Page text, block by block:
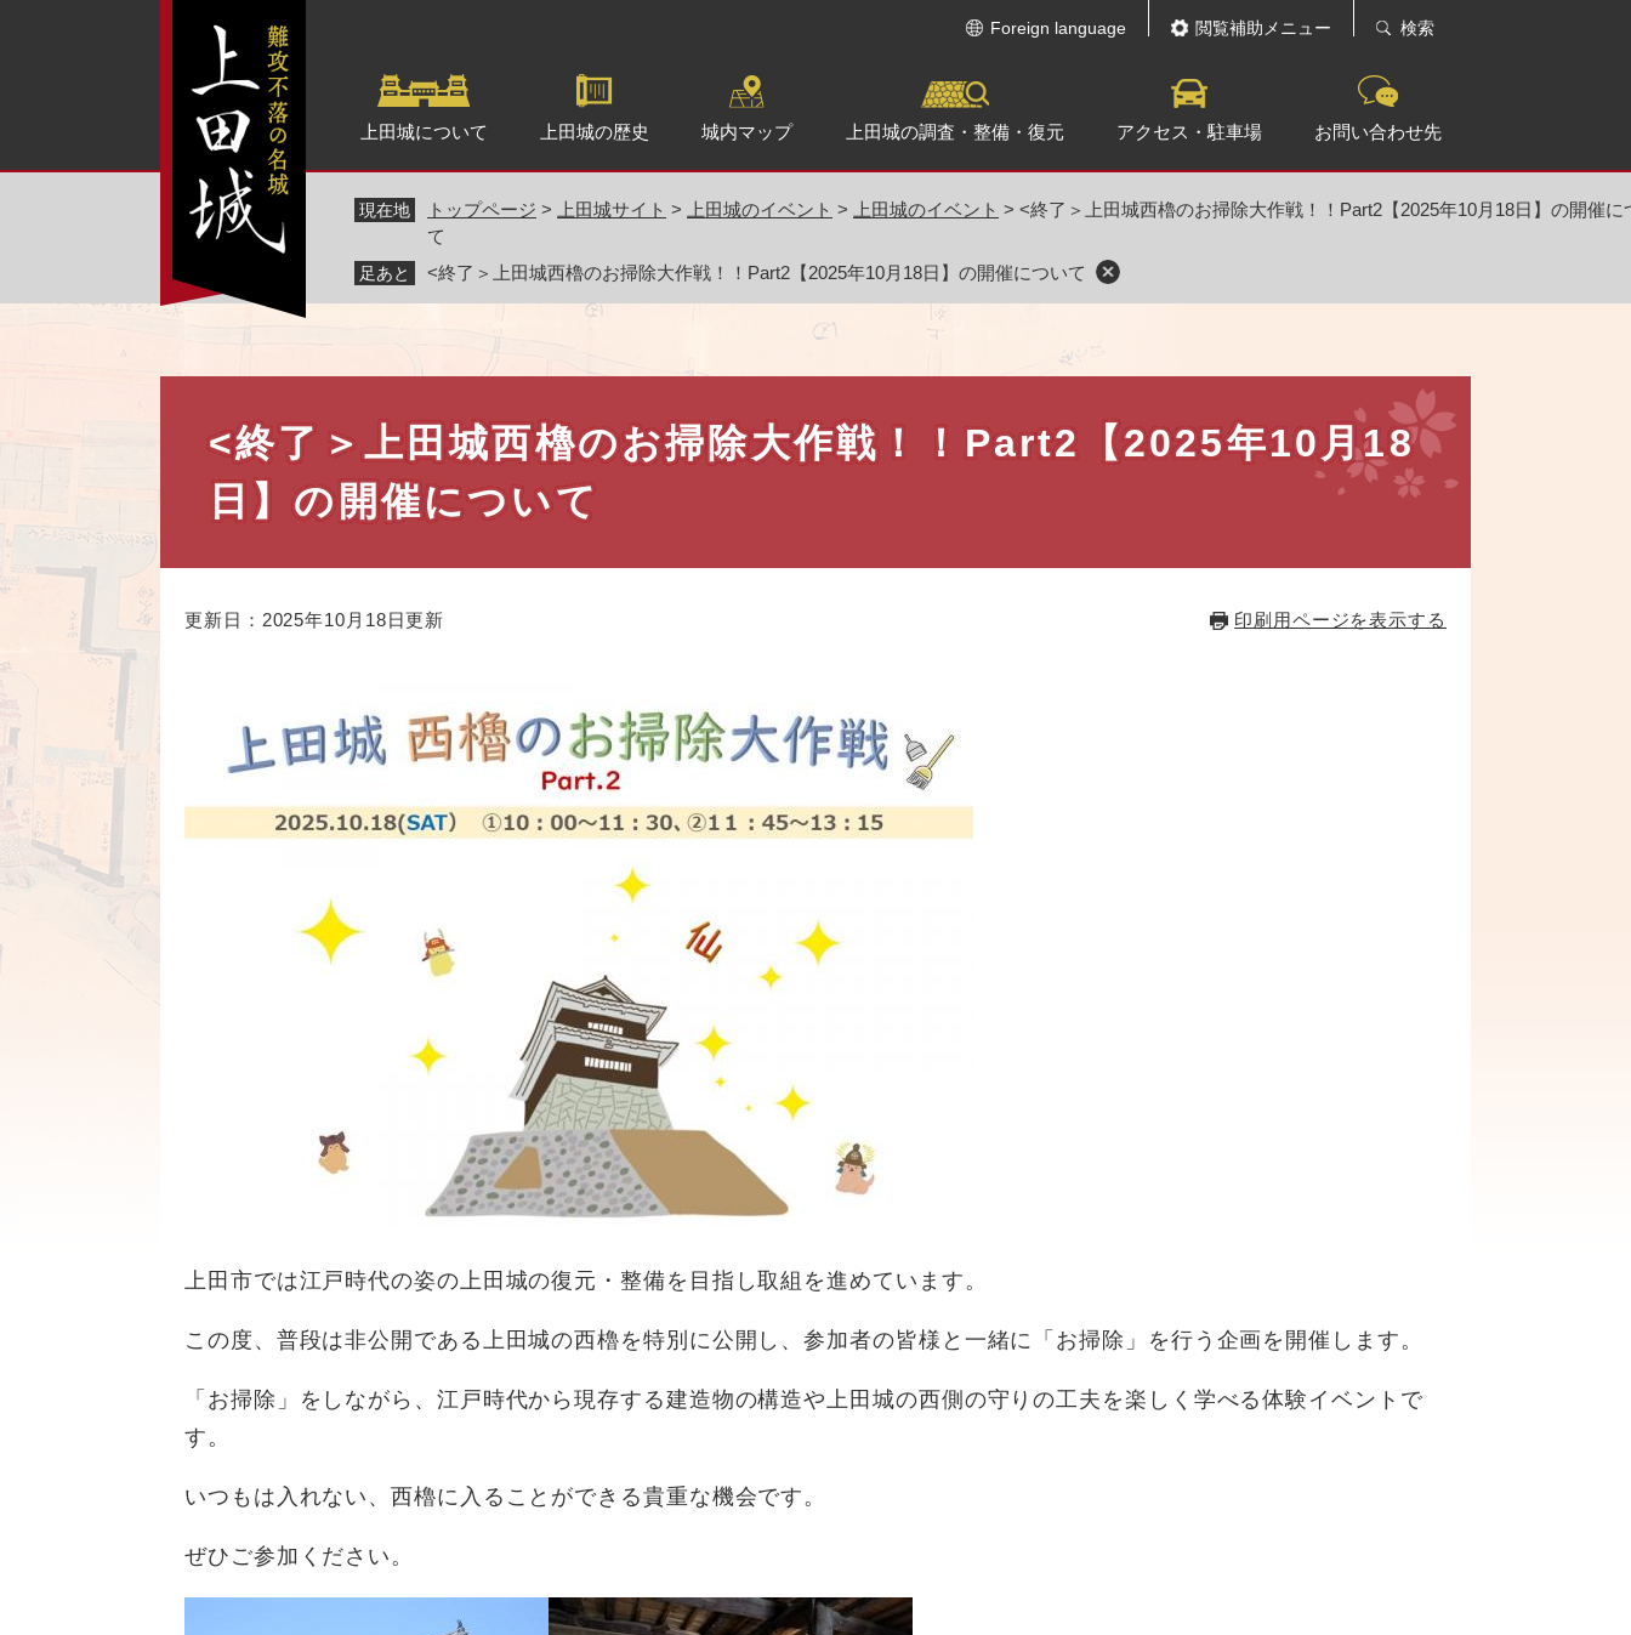
Foreign language 閲覧補助メニュー 検索
上田城について 上田城の歴史 城内マップ 上田城の調査・ 整備・復元 アクセス・駐車場 お問い合わせ先
現在地 トップページ > 上田城サイト > 上田城のイベント > 上田城のイベント > <終了＞上田城西櫓のお掃除大作戦！！Part2【2025年10月18日】の開催に
て
足あと <終了＞上田城西櫓のお掃除大作戦！！Part2【2025年10月18日】の開催について
<終了＞上田城西櫓のお掃除大作戦！！Part2【2025年10月18
日】の開催について
更新日：2025年10月18日更新 印刷用ページを表示する
上田市では江戸時代の姿の上田城の復元・整備を目指し取組を進めています。
この度、普段は非公開である上田城の西櫓を特別に公開し、参加者の皆様と一緒に「お掃除」を行う企画を開催します。
「お掃除」をしながら、江戸時代から現存する建造物の構造や上田城の西側の守りの工夫を楽しく学べる体験イベントで
す。
いつもは入れない、西櫓に入ることができる貴重な機会です。
ぜひご参加ください。